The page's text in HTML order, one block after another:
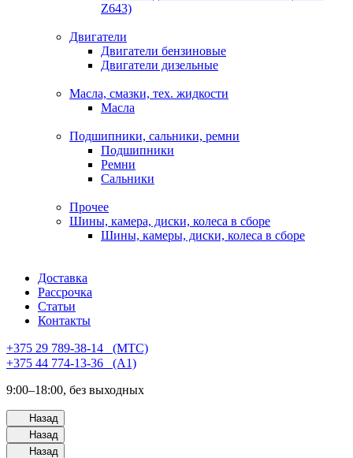
Z643)
Двигатели
Двигатели бензиновые
Двигатели дизельные
Масла, смазки, тех. жидкости
Масла
Подшипники, сальники, ремни
Подшипники
Ремни
Сальники
Прочее
Шины, камера, диски, колеса в сборе
Шины, камеры, диски, колеса в сборе
Доставка
Рассрочка
Статьи
Контакты
+375 29 789-38-14⠀(МТС)
+375 44 774-13-36⠀(А1)
9:00–18:00, без выходных
Назад
Назад
Назад